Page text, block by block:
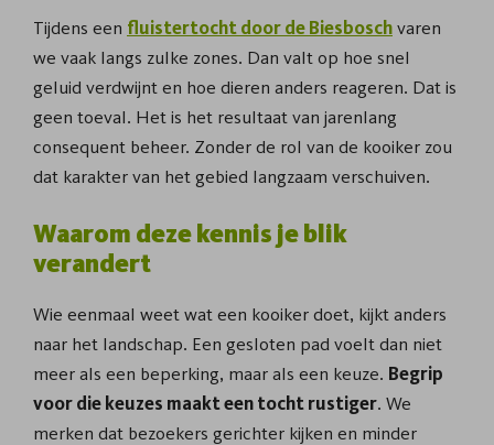
Tijdens een fluistertocht door de Biesbosch varen
we vaak langs zulke zones. Dan valt op hoe snel
geluid verdwijnt en hoe dieren anders reageren. Dat is
geen toeval. Het is het resultaat van jarenlang
consequent beheer. Zonder de rol van de kooiker zou
dat karakter van het gebied langzaam verschuiven.
Waarom deze kennis je blik
verandert
Wie eenmaal weet wat een kooiker doet, kijkt anders
naar het landschap. Een gesloten pad voelt dan niet
meer als een beperking, maar als een keuze. Begrip
voor die keuzes maakt een tocht rustiger. We
merken dat bezoekers gerichter kijken en minder